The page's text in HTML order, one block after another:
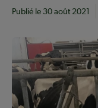
Publié le 30 août 2021